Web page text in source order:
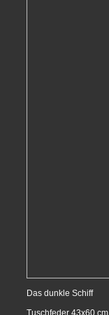
Das dunkle Schiff
Tuschfeder 43x60 cm